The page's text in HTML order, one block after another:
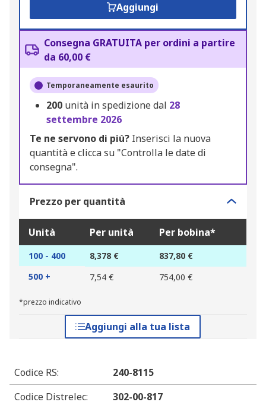
Aggiungi
Consegna GRATUITA per ordini a partire
da 60,00 €
Temporaneamente esaurito
200 unità in spedizione dal 28
settembre 2026
Te ne servono di più? Inserisci la nuova
quantità e clicca su "Controlla le date di
consegna".
Prezzo per quantità
Unità Per unità Per bobina*
100 - 400 8,378 €
837,80 €
500 +
7,54 € 754,00 €
*prezzo indicativo
Aggiungi alla tua lista
Codice RS:
240-8115
Codice Distrelec:
302-00-817